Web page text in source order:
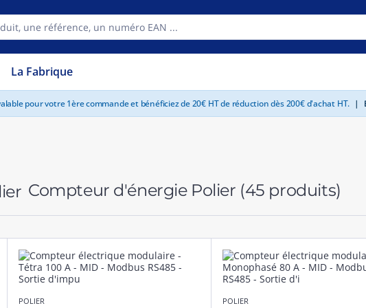
La Fabrique
pour votre 1ère commande et bénéficiez de 20€ HT de réduction dès 200€ d'achat HT. |
Compteur d'énergie Polier (45 produits)
POLIER POLIER